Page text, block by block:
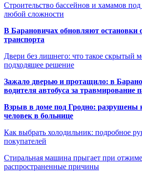
Строительство бассейнов и хамамов
любой сложности
В Барановичах обновляют остановки
транспорта
Двери без лишнего: что такое скрытый
подходящее решение
Зажало дверью и протащило: в
водителя автобуса за травмирование
Взрыв в доме под Гродно: разрушены
человек в больнице
Как выбрать холодильник: подробное
покупателей
Стиральная машина прыгает при
распространенные причины